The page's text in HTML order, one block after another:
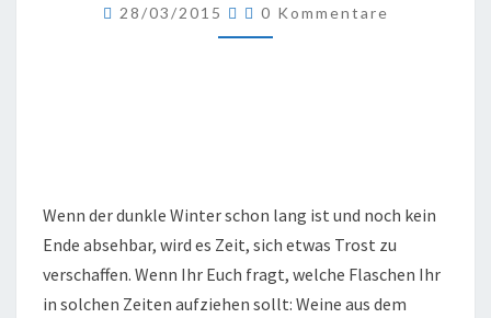
INS
28/03/2015 Kommentare
0 Kommentare
Wenn der dunkle Winter schon lang ist und noch kein
Ende absehbar, wird es Zeit, sich etwas Trost zu
verschaffen. Wenn Ihr Euch fragt, welche Flaschen Ihr
in solchen Zeiten aufziehen sollt: Weine aus dem